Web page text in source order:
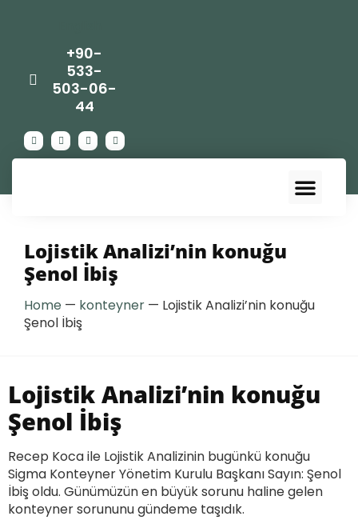
+90-
533-
503-06-
44
Lojistik Analizi’nin konuğu
Şenol İbiş
Home — konteyner — Lojistik Analizi’nin konuğu
Şenol İbiş
Lojistik Analizi’nin konuğu
Şenol İbiş
Recep Koca ile Lojistik Analizinin bugünkü konuğu
Sigma Konteyner Yönetim Kurulu Başkanı Sayın: Şenol
İbiş oldu. Günümüzün en büyük sorunu haline gelen
konteyner sorununu gündeme taşıdık.